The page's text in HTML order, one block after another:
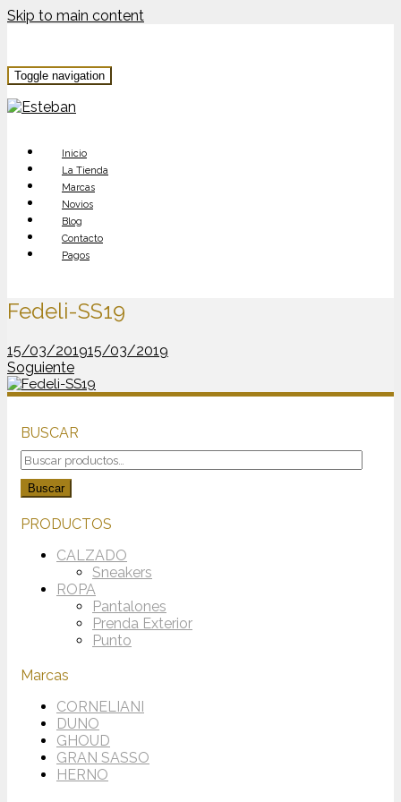
Skip to main content
Toggle navigation
Inicio
La Tienda
Marcas
Novios
Blog
Contacto
Pagos
Fedeli-SS19
15/03/201915/03/2019
Soguiente
BUSCAR
Buscar
por:
Buscar
PRODUCTOS
CALZADO
Sneakers
ROPA
Pantalones
Prenda Exterior
Punto
Marcas
CORNELIANI
DUNO
GHOUD
GRAN SASSO
HERNO